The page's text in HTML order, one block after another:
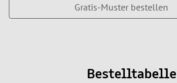
Gratis-Muster bestellen
Bestelltabelle